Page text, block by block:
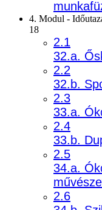
4. Modul -
18
2.1
32.a.
2.2
32.b.
2.3
33.a.
2.4
33.b.
2.5
34.a.
2.6